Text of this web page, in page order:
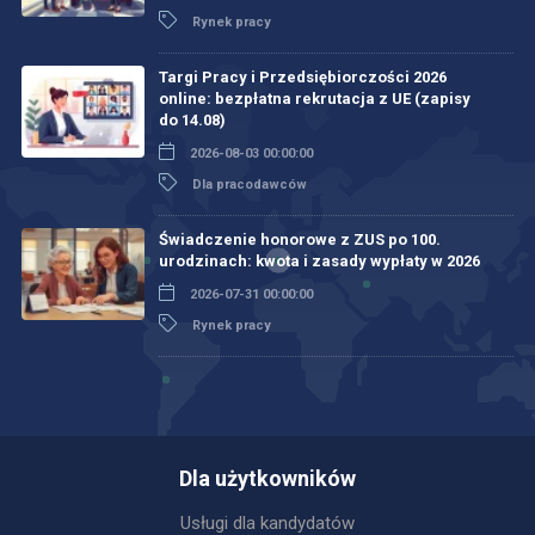
Rynek pracy
Targi Pracy i Przedsiębiorczości 2026
online: bezpłatna rekrutacja z UE (zapisy
do 14.08)
2026-08-03 00:00:00
Dla pracodawców
Świadczenie honorowe z ZUS po 100.
urodzinach: kwota i zasady wypłaty w 2026
2026-07-31 00:00:00
Rynek pracy
Dla użytkowników
Usługi dla kandydatów